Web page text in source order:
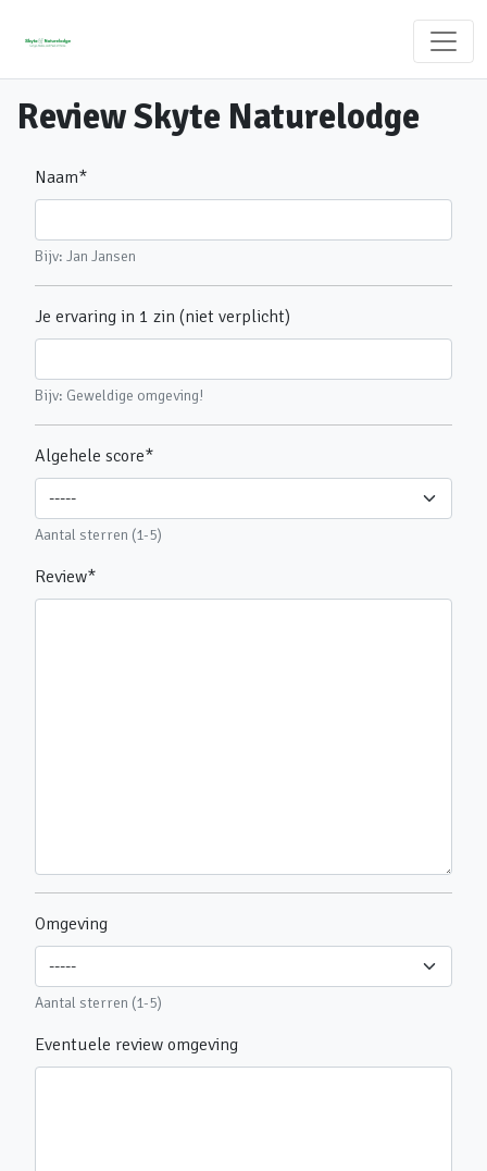
Review Skyte Naturelodge
Naam*
Bijv: Jan Jansen
Je ervaring in 1 zin (niet verplicht)
Bijv: Geweldige omgeving!
Algehele score*
Aantal sterren (1-5)
Review*
Omgeving
Aantal sterren (1-5)
Eventuele review omgeving